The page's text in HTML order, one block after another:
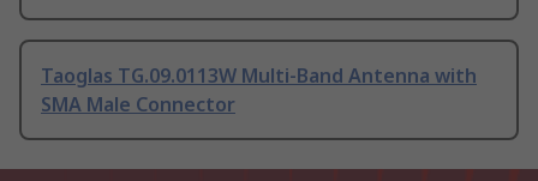
Taoglas TG.09.0113W Multi-Band Antenna with
SMA Male Connector